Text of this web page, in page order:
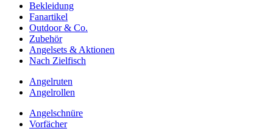
Bekleidung
Fanartikel
Outdoor & Co.
Zubehör
Angelsets & Aktionen
Nach Zielfisch
Angelruten
Angelrollen
Angelschnüre
Vorfächer